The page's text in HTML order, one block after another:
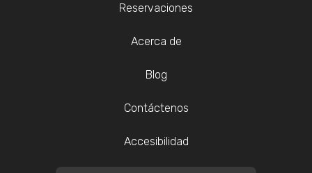
Reservaciones
Acerca de
Blog
Contáctenos
Accesibilidad